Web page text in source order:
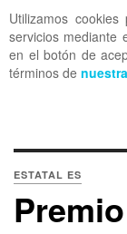
Utilizamos
servicios mediante
en el botón de
términos de
OFF CANVAS
ESTATAL ES